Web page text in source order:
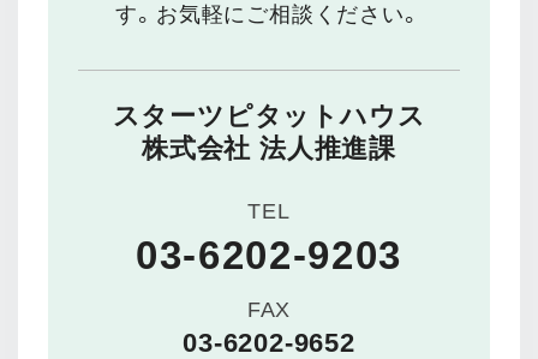
す。お気軽にご相談ください。
スターツピタットハウス
株式会社 法人推進課
TEL
03-6202-9203
FAX
03-6202-9652